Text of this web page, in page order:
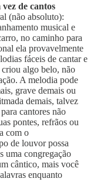
de cantos
(não absoluto):
musical e
no caminho para
ela provavelmente
fáceis de cantar e
algo belo, não
A melodia pode
grave demais ou
demais, talvez
cantores não
pontes, refrãos ou
com o
de louvor possa
uma congregação
cântico, mais você
enquanto